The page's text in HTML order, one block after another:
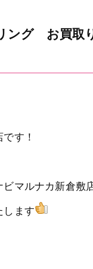
ング お買取
す！
マルナカ新倉敷
します